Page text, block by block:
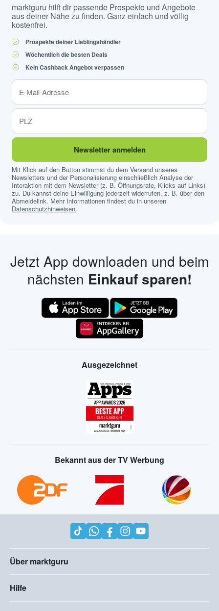
marktguru hilft dir passende Prospekte und Angebote
aus deiner Nähe zu finden. Ganz einfach und völlig
kostenfrei.
Prospekte deiner Lieblingshändler
Wöchentlich die besten Deals
Kein Cashback Angebot verpassen
Newsletter anmelden
Mit Klick auf den Button stimmst du dem Versand unseres
Newsletters und der Personalisierung einschließlich Analyse der
Interaktion mit dem Newsletter (z. B. Öffnungsrate, Klicks auf Links)
zu. Du kannst deine Einwilligung jederzeit widerrufen, z. B. über den
Abmeldelink. Mehr Informationen findest du in unseren
Datenschutzhinweisen.
Jetzt App downloaden und beim
nächsten Einkauf sparen!
Ausgezeichnet
Bekannt aus der TV Werbung
Über marktguru
Hilfe